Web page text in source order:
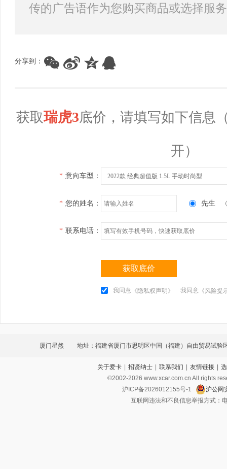
传的广告语作为您购买商品或选择服
分享到：
获取瑞虎3底价，请填写如下信息
开）
* 意向车型： 2022款 经典超值版 1.5L 手动时尚型
* 您的姓名： 先生
* 联系电话：
获取底价
我同意 《隐私权声明》 我同意 《风险提
厦门星然 地址：福建省厦门市思明区中国（福建）自由贸易试验
南海三路1219-5号101室C区（法律文书送达地址）
关于爱卡 | 招贤纳士 | 联系我们 | 友情链接 |
©2002-2026 www.xcar.com.cn All rights
沪ICP备2026012155号-1
沪公网
互联网违法和不良信息举报方式：